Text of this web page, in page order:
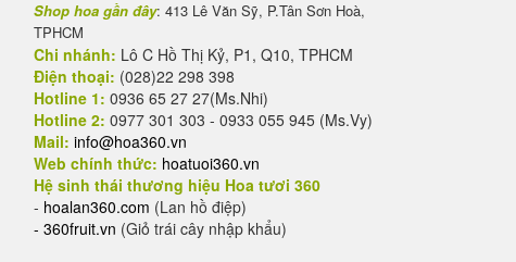
Shop hoa gần đây: 413 Lê Văn Sỹ, P.Tân Sơn Hoà,
TPHCM
Chi nhánh: Lô C Hồ Thị Kỷ, P1, Q10, TPHCM
Điện thoại: (028)22 298 398
Hotline 1: 0936 65 27 27(Ms.Nhi)
Hotline 2: 0977 301 303 - 0933 055 945 (Ms.Vy)
Mail: info@hoa360.vn
Web chính thức: hoatuoi360.vn
Hệ sinh thái thương hiệu Hoa tươi 360
- hoalan360.com (Lan hồ điệp)
- 360fruit.vn (Giỏ trái cây nhập khẩu)